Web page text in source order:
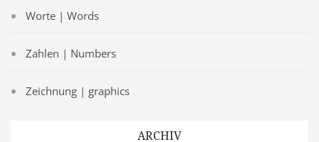
Worte | Words
Zahlen | Numbers
Zeichnung | graphics
ARCHIV